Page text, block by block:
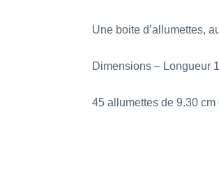
Une boite d’allumettes,
Dimensions – Longueur
45 allumettes de 9.30 cm